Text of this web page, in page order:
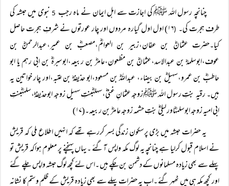
چنانچہ رسول اللہ ﷺ کی اجازت سے اہل ایمان نے ماہ رجب
نبوی میں حبشہ کی
طرف ہجرت کی۔ (
۱۶) اول اول گیارہ مردوں اور چار عورتوں نے شرفِ ہجرت حاصل
کیا۔حضرت عثمانؓ بن عفان،زبیر بن العوامؓ،مصعبؓ بن عمیر،عبدالرحمنؓ بن
عوف،ابوسلمہؓ بن عبدالاسد،عثمانؓ بن مظعون،عامرؓ بن ربیعہ،ابوسبرہؓ بن ابی رہم یا ابو
حاطبؓ بن عمرو،سہیلؓ بن بیضاء، عبداللہؓ بن مسعود،ابو حذیفہؓ بن عتبہ،اور چار خواتین یہ
ہیں۔ رقیہ بنتِ رسول اللہ ﷺزوجہ عثمانِ غنیؓ،سہلہؓبنتِ سہیل زوجہ ابوحذیفہؓ،سلمہؓبنتِ
ابی امیہ زوجہ ابوسلمہؓاور لیلیٰؓ بنتِ حشمہ زوجہ عامرؓ بن ربیعہ۔(۱۷)
یہ حضرات حبشہ میں بڑی پرسکون زندگی بسر کررہے تھے کہ انہیں اطلاع ملی کہ قریش
نے اسلام قبول کرلیا ہے چنانچہ یہ لوگ مکہ واپس آگئے ۔یہاں پہنچنے پر معلوم ہواکہ قریش تو
پہلے سے بھی زیادہ مسلمانوں کے دشمن بن چکے ہیں ۔اس لئے کچھ لوگ حبشہ واپس چلے گئے
اور کچھ مکہ ہی میں ٹھہر گئے ۔اب یہ حضرات پہلے سے بھی زیادہ قریش کے ظلم وستم کا نشانہ